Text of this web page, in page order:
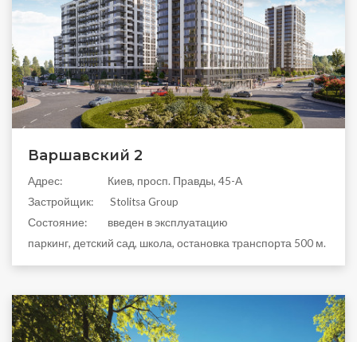
Варшавский 2
Aдрес:
Киев, просп. Правды, 45-А
Застройщик:
Stolitsa Group
Состояние:
введен в эксплуатацию
паркинг, детский сад, школа, остановка транспорта 500 м.